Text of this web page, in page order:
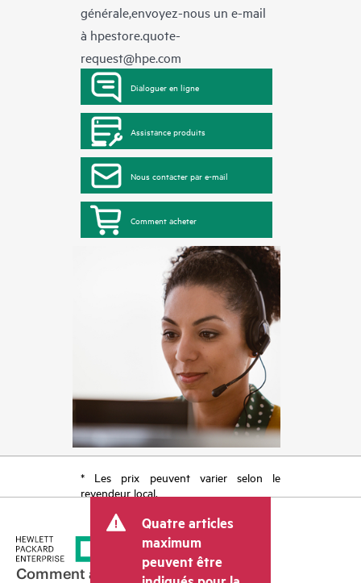
générale,envoyez-nous un e-mail
à hpestore.quote-
request@hpe.com
Dialoguer en ligne
Assistance produits
Nous contacter par e-mail
Comment acheter
* Les prix peuvent varier selon le
revendeur local.
Quatre articles
maximum
peuvent être
Comment acheter